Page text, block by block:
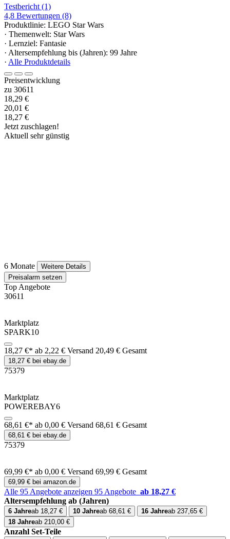
Testbericht (1)
4,8 Bewertungen (8)
Produktlinie: LEGO Star Wars
· Themenwelt: Star Wars
· Lernziel: Fantasie
· Altersempfehlung bis (Jahren): 99 Jahre
· Alle Produktdetails
Preisentwicklung
zu 30611
18,29 €
20,01 €
18,27 €
Jetzt zuschlagen!
Aktuell sehr günstig
6 Monate
Weitere Details
Preisalarm setzen
Top Angebote
30611
Marktplatz
SPARK10
18,27 €* ab 2,22 € Versand 20,49 € Gesamt
18,27 € bei ebay.de
75379
Marktplatz
POWEREBAY6
68,61 €* ab 0,00 € Versand 68,61 € Gesamt
68,61 € bei ebay.de
75379
69,99 €* ab 0,00 € Versand 69,99 € Gesamt
69,99 € bei amazon.de
Alle 95 Angebote anzeigen 95 Angebote ab 18,27 €
Altersempfehlung ab (Jahren)
6 Jahreab 18,27 € 10 Jahreab 68,61 € 16 Jahreab 237,65 €
18 Jahreab 210,00 €
Anzahl Set-Teile